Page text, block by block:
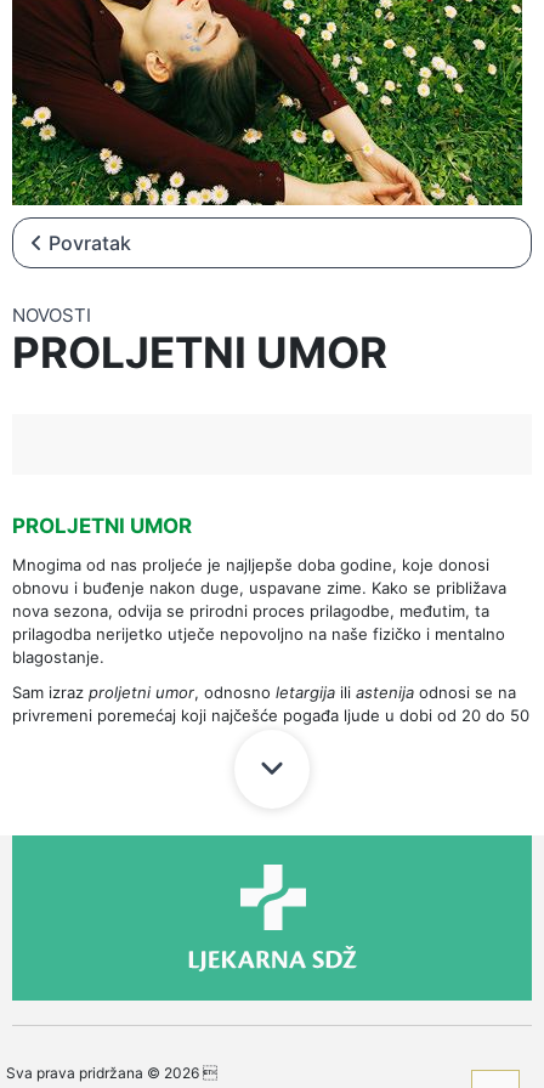
NOVOSTI ▼
NATJEČAJI ▼
Povratak
NOVOSTI
PROLJETNI UMOR
PROLJETNI UMOR
Mnogima od nas proljeće je najljepše doba godine, koje donosi
obnovu i buđenje nakon duge, uspavane zime. Kako se približava
nova sezona, odvija se prirodni proces prilagodbe, međutim, ta
prilagodba nerijetko utječe nepovoljno na naše fizičko i mentalno
blagostanje.
Sam izraz proljetni umor, odnosno letargija ili astenija odnosi se na
privremeni poremećaj koji najčešće pogađa ljude u dobi od 20 do 50
psihofizički umor, poteškoće u koncentraciji, promjene raspoloženja,
Obično počinje u periodu kraja zime, što koincidira s produljenjem
dnevnog svjetla. Zimski mrak dovodi do neravnoteže koncentracije
hormona serotonina i melatonina. Dok je proizvodnja serotonina, koji
dijelom ovisi o sunčevoj svjetlosti i održava nas budnima, smanjena
tijekom zime, postoji suvišak melatonina, koji potiče san i osjećaj
ponovno remeti ovu hormonalnu ravnotežu.
proces. Takvi pacijenti se uglavnom bore sa visokim koncentracijama
Sva prava pridržana © 2026 